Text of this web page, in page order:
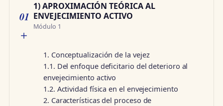
01
1) APROXIMACIÓN TEÓRICA AL
ENVEJECIMIENTO ACTIVO
Módulo 1
1. Conceptualización de la vejez
1.1. Del enfoque deficitario del deterioro al
envejecimiento activo
1.2. Actividad física en el envejecimiento
2. Características del proceso de